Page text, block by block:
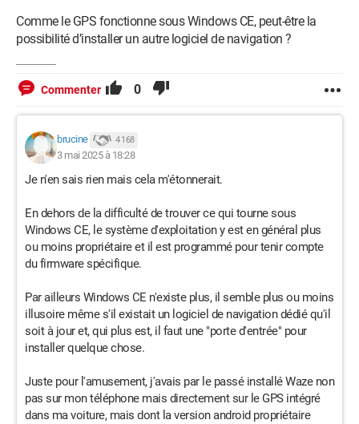
Comme le GPS fonctionne sous Windows CE, peut-être la
possibilité d’installer un autre logiciel de navigation ?
Commenter 0
brucine 4 168
3 mai 2025 à 18:28
Je n'en sais rien mais cela m'étonnerait.
En dehors de la difficulté de trouver ce qui tourne sous
Windows CE, le système d'exploitation y est en général plus
ou moins propriétaire et il est programmé pour tenir compte
du firmware spécifique.
Par ailleurs Windows CE n'existe plus, il semble plus ou moins
illusoire même s'il existait un logiciel de navigation dédié qu'il
soit à jour et, qui plus est, il faut une "porte d'entrée" pour
installer quelque chose.
Juste pour l'amusement, j'avais par le passé installé Waze non
pas sur mon téléphone mais directement sur le GPS intégré
dans ma voiture, mais dont la version android propriétaire